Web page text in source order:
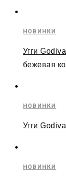
НОВИНКИ
Угги
бежевая
НОВИНКИ
Угги
НОВИНКИ